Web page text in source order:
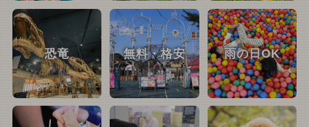
恐竜 無料・格安 雨の日OK